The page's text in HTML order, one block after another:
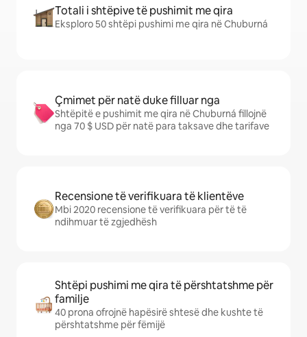
Totali i shtëpive të pushimit me qira
Eksploro 50 shtëpi pushimi me qira në Chuburná
Çmimet për natë duke filluar nga
Shtëpitë e pushimit me qira në Chuburná fillojnë
nga 70 $ USD për natë para taksave dhe tarifave
Recensione të verifikuara të klientëve
Mbi 2020 recensione të verifikuara për të të
ndihmuar të zgjedhësh
Shtëpi pushimi me qira të përshtatshme për
familje
40 prona ofrojnë hapësirë shtesë dhe kushte të
përshtatshme për fëmijë